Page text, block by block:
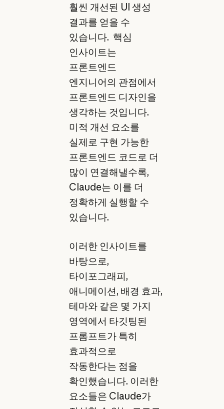
훨씬 개선된 UI 생성
결과를 얻을 수
있습니다. 핵심
인사이트는
프론트엔드
엔지니어의 관점에서
프론트엔드 디자인을
생각하는 것입니다.
미적 개선 요소를
실제로 구현 가능한
프론트엔드 코드로 더
많이 연결해낼수록,
Claude는 이를 더
정확하게 실행할 수
있습니다.
이러한 인사이트를
바탕으로,
타이포그래피,
애니메이션, 배경 효과,
테마와 같은 몇 가지
영역에서 타깃팅된
프롬프트가 특히
효과적으로
작동한다는 점을
확인했습니다. 이러한
요소들은 Claude가